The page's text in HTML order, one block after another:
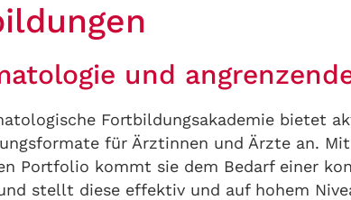
und
Fortbildungsakademie bietet
für Ärztinnen und Ärzte an.
Portfolio kommt sie dem Bedarf einer
stellt diese effektiv und auf hohem